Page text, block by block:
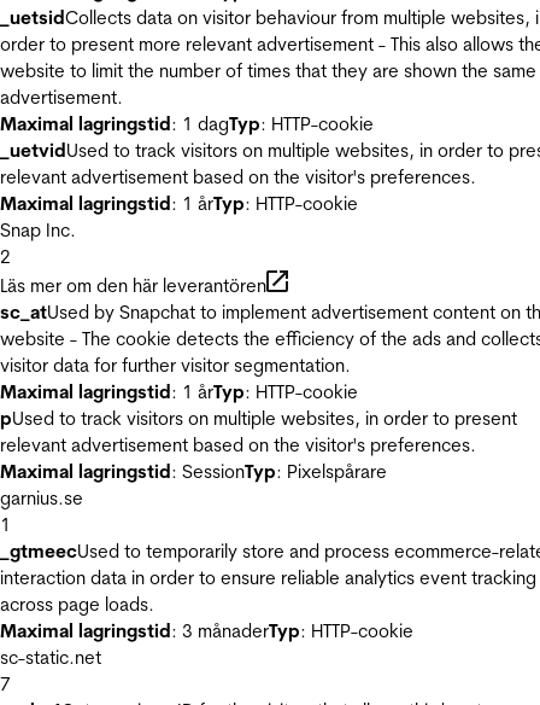
_uetsidCollects data on visitor behaviour from multiple websites,
order to present more relevant advertisement - This also allows
website to limit the number of times that they are shown the same
advertisement.
Maximal lagringstid: 1 dagTyp: HTTP-cookie
_uetvidUsed to track visitors on multiple websites, in order to
relevant advertisement based on the visitor's preferences.
Maximal lagringstid: 1 årTyp: HTTP-cookie
Snap Inc.
2
Läs mer om den här leverantören
sc_atUsed by Snapchat to implement advertisement content on
website - The cookie detects the efficiency of the ads and
visitor data for further visitor segmentation.
Maximal lagringstid: 1 årTyp: HTTP-cookie
pUsed to track visitors on multiple websites, in order to present
relevant advertisement based on the visitor's preferences.
Maximal lagringstid: SessionTyp: Pixelspårare
garnius.se
1
_gtmeecUsed to temporarily store and process ecommerce-
interaction data in order to ensure reliable analytics event tracking
across page loads.
Maximal lagringstid: 3 månaderTyp: HTTP-cookie
sc-static.net
7